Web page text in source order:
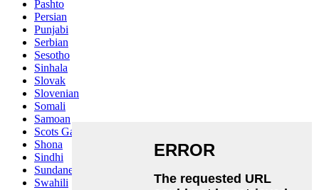
Pashto
Persian
Punjabi
Serbian
Sesotho
Sinhala
Slovak
Slovenian
Somali
Samoan
Scots Gaelic
Shona
Sindhi
Sundanese
Swahili